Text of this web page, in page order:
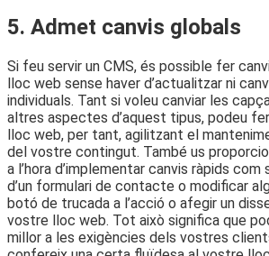
5. Admet canvis globals
Si feu servir un CMS, és possible fer
lloc web sense haver d’actualitzar ni
individuals. Tant si voleu canviar les
altres aspectes d’aquest tipus, podeu
lloc web, per tant, agilitzant el
del vostre contingut. També us
a l’hora d’implementar canvis ràpids
d’un formulari de contacte o modificar
botó de trucada a l’acció o afegir un
vostre lloc web. Tot això significa que
millor a les exigències dels vostres